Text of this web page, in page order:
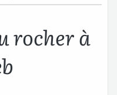
rocher à